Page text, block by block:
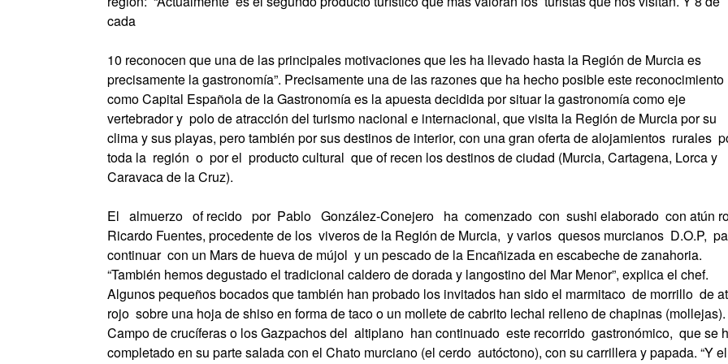
cada
10 reconocen que una de las principales motivaciones que les ha llevado hasta la Región de Murcia es
precisamente la gastronomía”. Precisamente una de las razones que ha hecho posible este reconocimiento
como Capital Española de la Gastronomía es la apuesta decidida por situar la gastronomía como eje
vertebrador y polo de atracción del turismo nacional e internacional, que visita la Región de Murcia por su
clima y sus playas, pero también por sus destinos de interior, con una gran oferta de alojamientos rurales
toda la región o por el producto cultural que of recen los destinos de ciudad (Murcia, Cartagena, Lorca y
Caravaca de la Cruz).
El almuerzo of recido por Pablo González-Conejero ha comenzado con sushi elaborado con atún
Ricardo Fuentes, procedente de los viveros de la Región de Murcia, y varios quesos murcianos D.O.P,
continuar con un Mars de hueva de mújol y un pescado de la Encañizada en escabeche de zanahoria.
“También hemos degustado el tradicional caldero de dorada y langostino del Mar Menor”, explica el chef.
Algunos pequeños bocados que también han probado los invitados han sido el marmitaco de morrillo de
rojo sobre una hoja de shiso en forma de taco o un mollete de cabrito lechal relleno de chapinas
Campo de crucíferas o los Gazpachos del altiplano han continuado este recorrido gastronómico, que se
completado en su parte salada con el Chato murciano (el cerdo autóctono), con su carrillera y papada. “Y el